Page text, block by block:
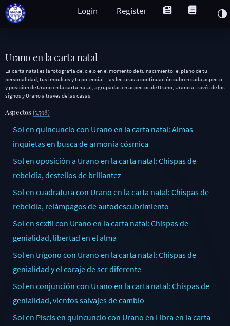
Register
Login
Urano en la carta natal
La carta natal es la fotografía del cielo en el momento de tu nacimiento: el plano de tu
personalidad, tus impulsos y tu potencial. Las lecturas a continuación cubren cada aspecto
y posición de Urano en la carta natal, agrupadas en aspectos de Urano, Urano a través de los
signos y Urano a través de las casas.
Aspectos(5,598)
Sol en quincuncio con Urano en la carta natal: Almas
inquietas en busca de armonía cósmica
Sol en oposición a Urano en la carta natal: Chispas de
rebeldía, destellos de brillantez
Sol en cuadratura con Urano en la carta natal: Chispas de
rebeldía, relámpagos de autodescubrimiento
Sol en sextil con Urano en la carta natal: Chispas de
genialidad, libertad en el alma
Sol en trígono con Urano en la carta natal: Chispas de
genialidad y el coraje de ser diferente
Sol en conjunción con Urano en la carta natal: Chispas de
genialidad, vientos salvajes de cambio
Sol en Piscis en quincuncio con Urano en Libra en la carta